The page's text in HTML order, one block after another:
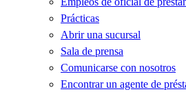
Prácticas
Abrir una sucursal
Sala de prensa
Comunicarse con nosotros
Encontrar un agente de